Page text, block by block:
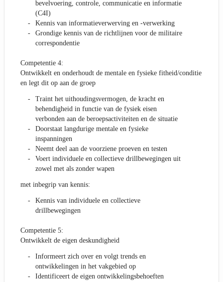
bevelvoering, controle, communicatie en informatie
(C4I)
Kennis van informatieverwerving en -verwerking
Grondige kennis van de richtlijnen voor de militaire
correspondentie
Competentie 4:
Ontwikkelt en onderhoudt de mentale en fysieke fitheid/conditie
en legt dit op aan de groep
Traint het uithoudingsvermogen, de kracht en
behendigheid in functie van de fysiek eisen
verbonden aan de beroepsactiviteiten en de situatie
Doorstaat langdurige mentale en fysieke
inspanningen
Neemt deel aan de voorziene proeven en testen
Voert individuele en collectieve drillbewegingen uit
zowel met als zonder wapen
met inbegrip van kennis:
Kennis van individuele en collectieve
drillbewegingen
Competentie 5:
Ontwikkelt de eigen deskundigheid
Informeert zich over en volgt trends en
ontwikkelingen in het vakgebied op
Identificeert de eigen ontwikkelingsbehoeften